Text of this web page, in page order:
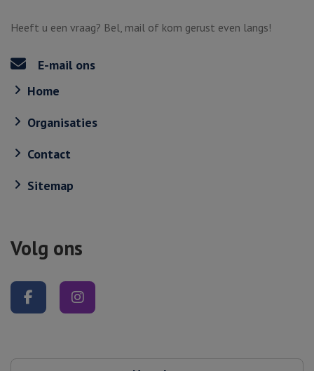
Heeft u een vraag? Bel, mail of kom gerust even langs!
E-mail ons
Home
Organisaties
Contact
Sitemap
Volg ons
Volg ons op Facebook